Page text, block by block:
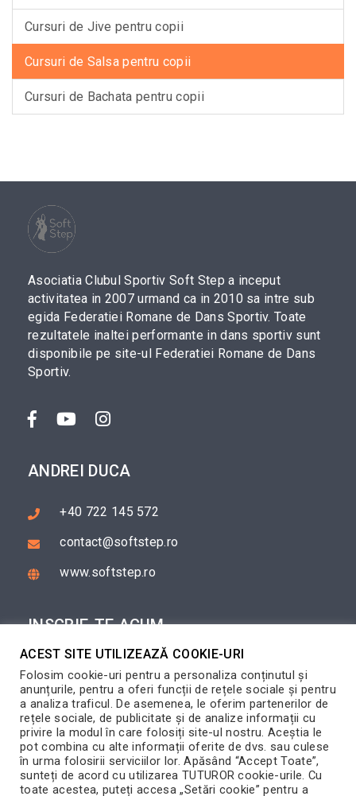
Cursuri de Jive pentru copii
Cursuri de Salsa pentru copii
Cursuri de Bachata pentru copii
Asociatia Clubul Sportiv Soft Step a inceput
activitatea in 2007 urmand ca in 2010 sa intre sub
egida Federatiei Romane de Dans Sportiv. Toate
rezultatele inaltei performante in dans sportiv sunt
disponibile pe site-ul Federatiei Romane de Dans
Sportiv.
ANDREI DUCA
+40 722 145 572
contact@softstep.ro
www.softstep.ro
INSCRIE-TE ACUM
contacta in cel mai scurt timp posibil.
INSCRIE-TE
ACEST SITE UTILIZEAZĂ COOKIE-URI
Folosim cookie-uri pentru a personaliza conținutul și
anunțurile, pentru a oferi funcții de rețele sociale și pentru
a analiza traficul. De asemenea, le oferim partenerilor de
rețele sociale, de publicitate și de analize informații cu
privire la modul în care folosiți site-ul nostru. Aceștia le
pot combina cu alte informații oferite de dvs. sau culese
în urma folosirii serviciilor lor. Apăsând “Accept Toate”,
sunteți de acord cu utilizarea TUTUROR cookie-urile. Cu
toate acestea, puteți accesa „Setări cookie” pentru a